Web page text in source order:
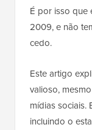
É por isso que
2009, e não
cedo.
Este artigo
valioso,
mídias sociais.
incluindo o